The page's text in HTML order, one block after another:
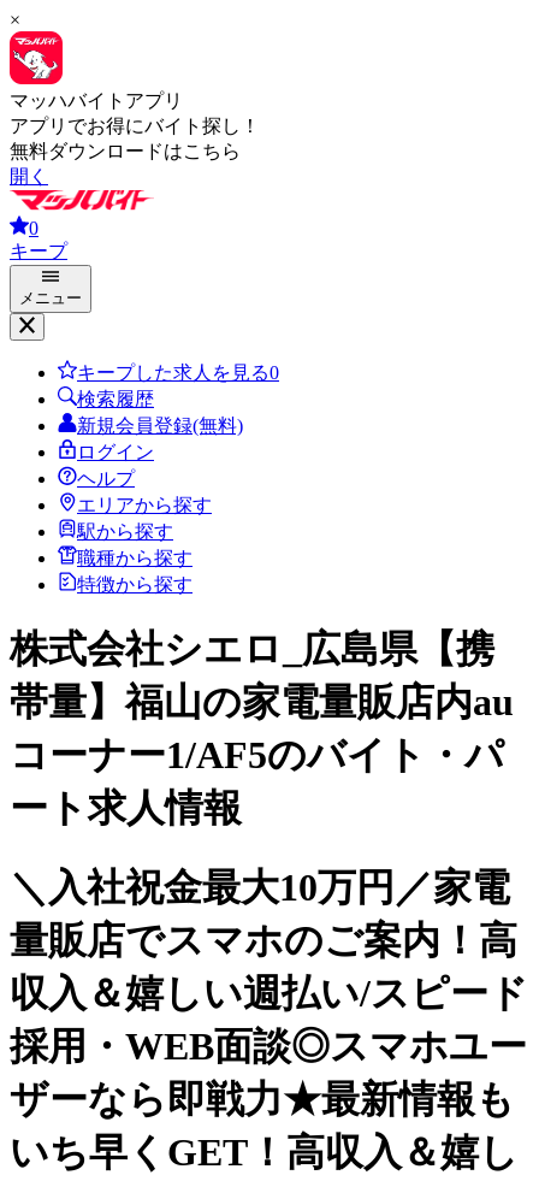
×
マッハバイトアプリ
アプリでお得にバイト探し！
無料ダウンロードはこちら
開く
0
キープ
メニュー
キープした求人を見る0
検索履歴
新規会員登録(無料)
ログイン
ヘルプ
エリアから探す
駅から探す
職種から探す
特徴から探す
株式会社シエロ_広島県【携
帯量】福山の家電量販店内au
コーナー1/AF5のバイト・パ
ート求人情報
＼入社祝金最大10万円／家電
量販店でスマホのご案内！高
収入＆嬉しい週払い/スピード
採用・WEB面談◎スマホユー
ザーなら即戦力★最新情報も
いち早くGET！高収入＆嬉し